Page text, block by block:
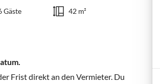
Gäste 42 m²
Frist direkt an den Vermieter. Du